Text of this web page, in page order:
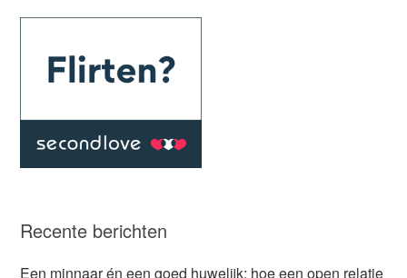
Recente berichten
Een minnaar én een goed huwelijk: hoe een open relatie